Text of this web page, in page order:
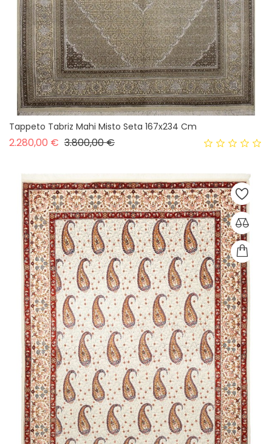
Tappeto Tabriz Mahi Misto Seta 167x234 Cm
2.280,00 € Prezzo base
3.800,00 €Prezzo